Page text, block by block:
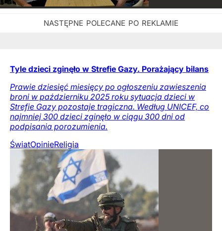
Tyle dzieci zginęło w Strefie Gazy. Porażający bilans
Prawie dziesięć miesięcy po ogłoszeniu zawieszenia
broni w październiku 2025 roku sytuacja dzieci w
Strefie Gazy pozostaje tragiczna. Według UNICEF, co
najmniej 300 dzieci zginęło w ciągu 300 dni od
podpisania porozumienia.
ŚwiatOpinieReligia